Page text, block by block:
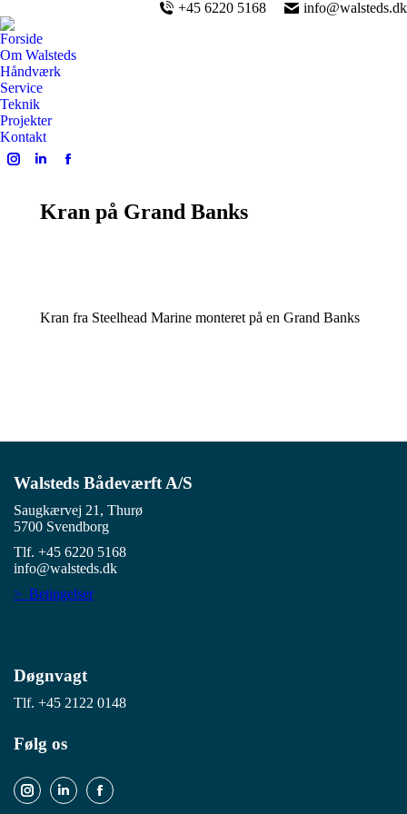
+45 6220 5168
info@walsteds.dk
Forside
Om Walsteds
Håndværk
Service
Teknik
Projekter
Kontakt
Instagram
opens
Linkedin
opens
Facebook
opens
Kran på Grand Banks
Kran fra Steelhead Marine monteret på en Grand Banks
Walsteds Bådeværft A/S
Saugkærvej 21, Thurø
5700 Svendborg
Tlf. +45 6220 5168
info@walsteds.dk
> Betingelser
Døgnvagt
Tlf. +45 2122 0148
Følg os
LinkedinFacebook